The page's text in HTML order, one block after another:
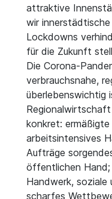
attraktive
wir
Lockdowns
für die Zukunft
Die Corona-
verbrauchsnahe,
überlebenswichtig
konkret:
arbeitsintensives
Aufträge
öffentlichen
Handwerk, soziale
scharfes